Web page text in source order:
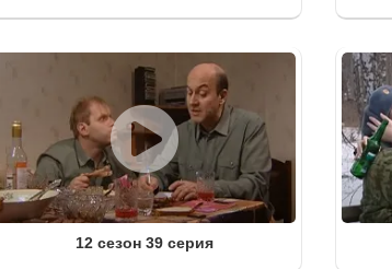
12 сезон 39 серия